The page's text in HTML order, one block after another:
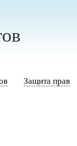
Защита прав